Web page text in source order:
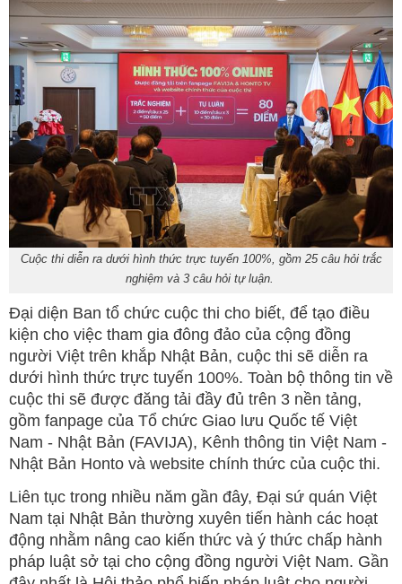
Cuộc thi diễn ra dưới hình thức trực tuyến 100%, gồm 25 câu hỏi trắc
nghiệm và 3 câu hỏi tự luận.
Đại diện Ban tổ chức cuộc thi cho biết, để tạo điều
kiện cho việc tham gia đông đảo của cộng đồng
người Việt trên khắp Nhật Bản, cuộc thi sẽ diễn ra
dưới hình thức trực tuyến 100%. Toàn bộ thông tin về
cuộc thi sẽ được đăng tải đầy đủ trên 3 nền tảng,
gồm fanpage của Tổ chức Giao lưu Quốc tế Việt
Nam - Nhật Bản (FAVIJA), Kênh thông tin Việt Nam -
Nhật Bản Honto và website chính thức của cuộc thi.
Liên tục trong nhiều năm gần đây, Đại sứ quán Việt
Nam tại Nhật Bản thường xuyên tiến hành các hoạt
động nhằm nâng cao kiến thức và ý thức chấp hành
pháp luật sở tại cho cộng đồng người Việt Nam. Gần